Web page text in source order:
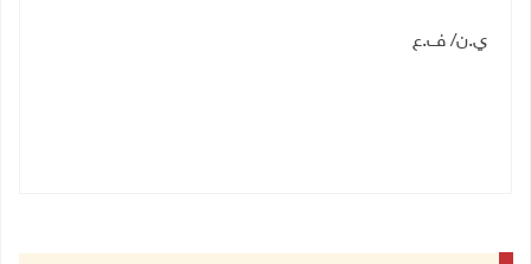
ي.ن/ ف.ع